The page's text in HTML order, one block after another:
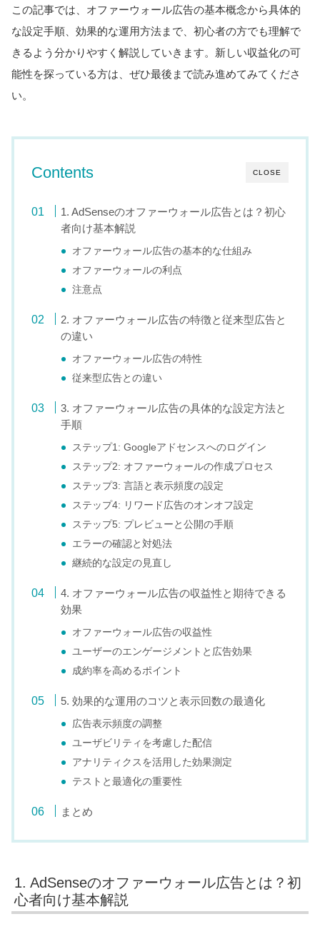
この記事では、オファーウォール広告の基本概念から具体的
な設定手順、効果的な運用方法まで、初心者の方でも理解で
きるよう分かりやすく解説していきます。新しい収益化の可
能性を探っている方は、ぜひ最後まで読み進めてみてくださ
い。
CLOSE
Contents
1. AdSenseのオファーウォール広告とは？初心
者向け基本解説
オファーウォール広告の基本的な仕組み
オファーウォールの利点
注意点
2. オファーウォール広告の特徴と従来型広告と
の違い
オファーウォール広告の特性
従来型広告との違い
3. オファーウォール広告の具体的な設定方法と
手順
ステップ1: Googleアドセンスへのログイン
ステップ2: オファーウォールの作成プロセス
ステップ3: 言語と表示頻度の設定
ステップ4: リワード広告のオンオフ設定
ステップ5: プレビューと公開の手順
エラーの確認と対処法
継続的な設定の見直し
4. オファーウォール広告の収益性と期待できる
効果
オファーウォール広告の収益性
ユーザーのエンゲージメントと広告効果
成約率を高めるポイント
5. 効果的な運用のコツと表示回数の最適化
広告表示頻度の調整
ユーザビリティを考慮した配信
アナリティクスを活用した効果測定
テストと最適化の重要性
まとめ
1. AdSenseのオファーウォール広告とは？初
心者向け基本解説